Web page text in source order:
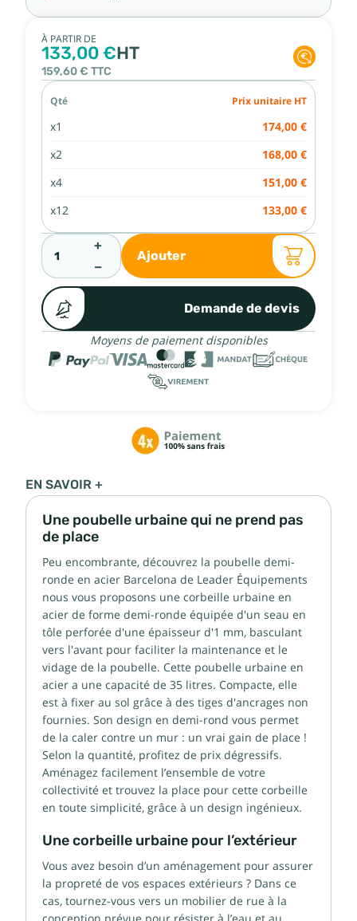
À PARTIR DE
133,00 €HT
159,60 € TTC
Qté Prix unitaire HT
x1 174,00 €
x2 168,00 €
x4 151,00 €
x12 133,00 €
+
−
Ajouter
Demande de devis
Moyens de paiement disponibles
EN SAVOIR +
Une poubelle urbaine qui ne prend pas
de place
Peu encombrante, découvrez la poubelle demi-
ronde en acier Barcelona de Leader Équipements
nous vous proposons une corbeille urbaine en
acier de forme demi-ronde équipée d'un seau en
tôle perforée d'une épaisseur d'1 mm, basculant
vers l'avant pour faciliter la maintenance et le
vidage de la poubelle. Cette poubelle urbaine en
acier a une capacité de 35 litres. Compacte, elle
est à fixer au sol grâce à des tiges d'ancrages non
fournies. Son design en demi-rond vous permet
de la caler contre un mur : un vrai gain de place !
Selon la quantité, profitez de prix dégressifs.
Aménagez facilement l’ensemble de votre
collectivité et trouvez la place pour cette corbeille
en toute simplicité, grâce à un design ingénieux.
Une corbeille urbaine pour l’extérieur
Vous avez besoin d’un aménagement pour assurer
la propreté de vos espaces extérieurs ? Dans ce
cas, tournez-vous vers un mobilier de rue à la